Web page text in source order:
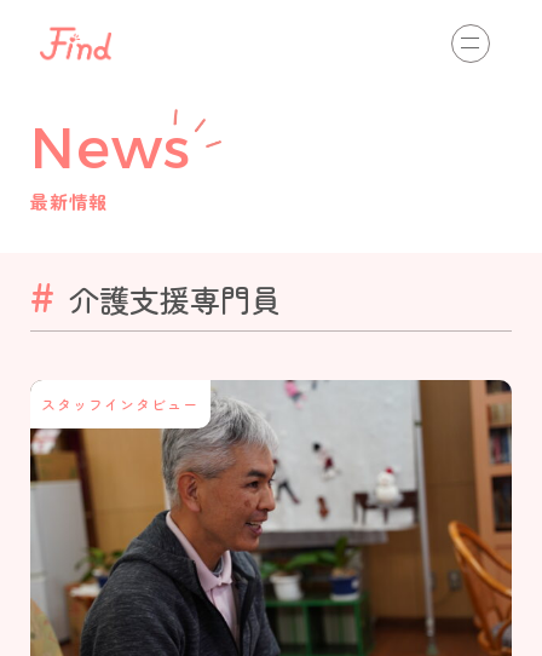
相談する
スタッフインタビュー
職場体験・インターンシップ
キャリアパス
イベント開催情報
介護ネットからのお知らせ
Topics view more
スタッフインタビュー
News
最新情報
介護支援専門員
スタッフインタビュー